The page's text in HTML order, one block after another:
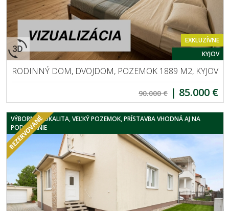
EXKLUZÍVNE
KYJOV
RODINNÝ DOM, DVOJDOM, POZEMOK 1889 M2, KYJOV
90.000 € | 85.000 €
VÝBORNÁ LOKALITA, VEĽKÝ POZEMOK, PRÍSTAVBA VHODNÁ AJ NA
PODNIKANIE